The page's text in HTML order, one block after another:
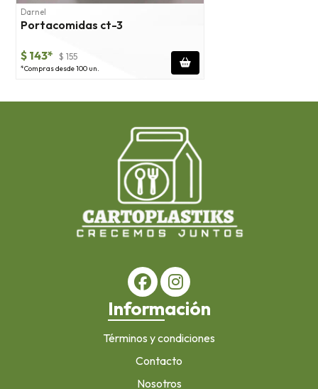
Darnel
Portacomidas ct-3
$ 143* $ 155
*Compras desde 100 un.
Información
Términos y condiciones
Contacto
Nosotros